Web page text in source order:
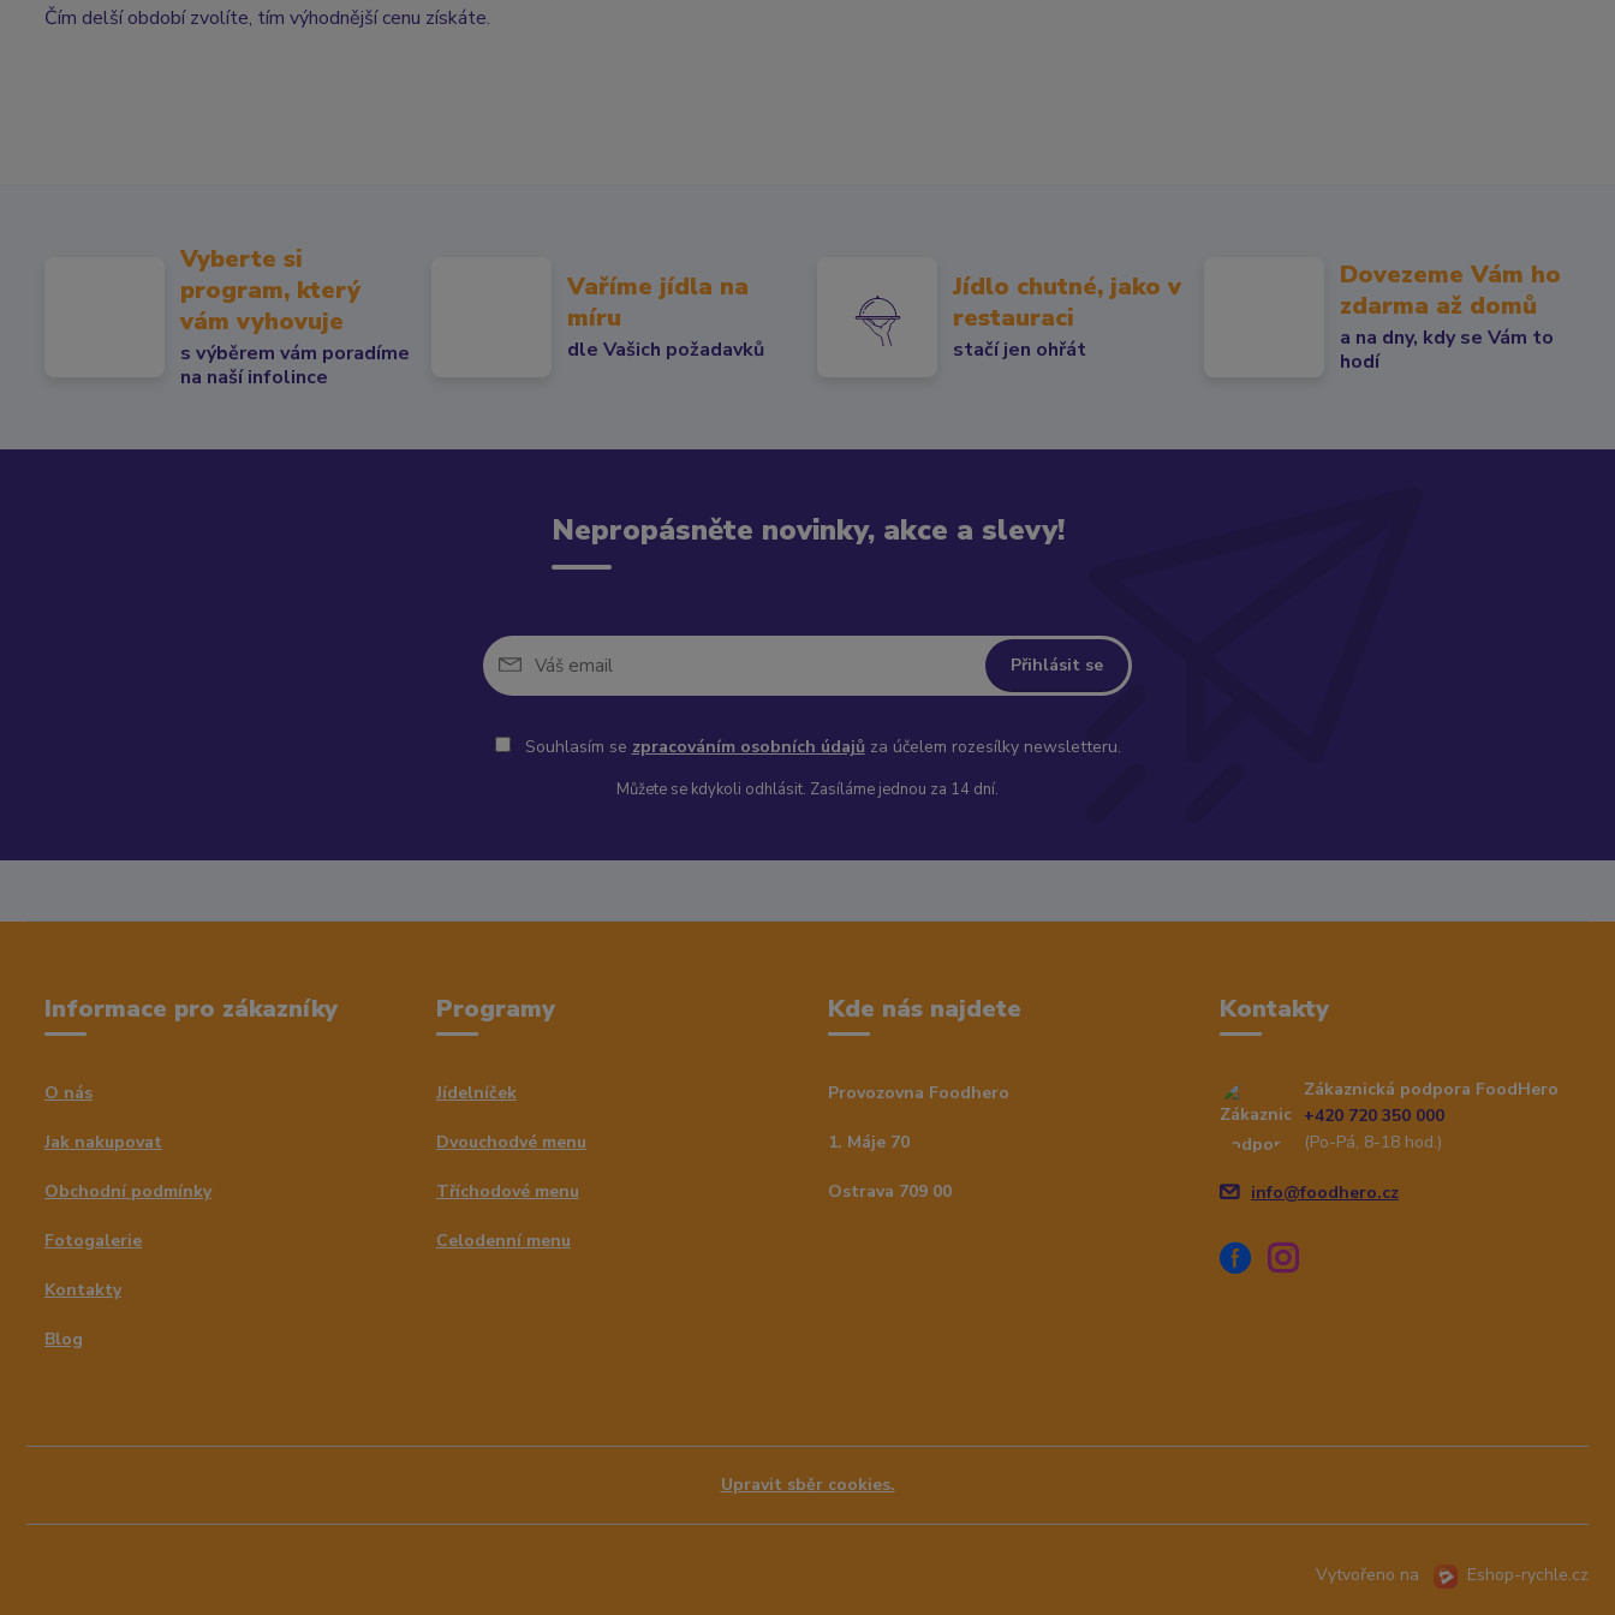
Čím delší období zvolíte, tím výhodnější cenu získáte.
Vyberte si
program, který
vám vyhovuje
s výběrem vám poradíme
na naší infolince
Vaříme jídla na
míru
dle Vašich požadavků
Jídlo chutné, jako v
restauraci
stačí jen ohřát
Dovezeme Vám ho
zdarma až domů
a na dny, kdy se Vám to
hodí
Nepropásněte novinky, akce a slevy!
Přihlásit se
Souhlasím se zpracováním osobních údajů za účelem rozesílky newsletteru.
Můžete se kdykoli odhlásit. Zasíláme jednou za 14 dní.
Informace pro zákazníky
O nás
Jak nakupovat
Obchodní podmínky
Fotogalerie
Kontakty
Blog
Programy
Jídelníček
Dvouchodvé menu
Tříchodové menu
Celodenní menu
Kde nás najdete
Provozovna Foodhero
1. Máje 70
Ostrava 709 00
Kontakty
Zákaznická podpora FoodHero
+420 720 350 000
(Po-Pá, 8-18 hod.)
info@foodhero.cz
Upravit sběr cookies.
Vytvořeno na Eshop-rychle.cz